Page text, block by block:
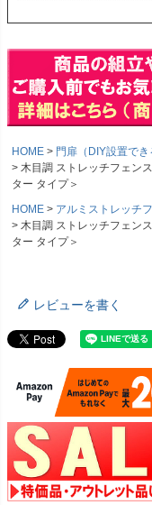
HOME
門扉（DIY設置でき
木目調 ストレッチフェン
ター タイプ＞
HOME
アルミストレッチ
木目調 ストレッチフェン
ター タイプ＞
レビューを書く